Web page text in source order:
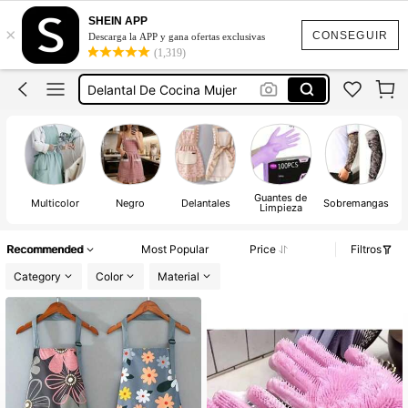
CONSEGUIR
×
SHEIN APP
Descarga la APP y gana ofertas exclusivas
(1,319)
Guantes Para Cocina
Guantes De Nitrilo
Guantes De Latex
Delantal De Cocina Mujer
Guantes Para Cocina
Guantes De Nitrilo
Multicolor Negro Delantales Guantes de
Limpieza Sobremangas
Recommended Most Popular Price
Filtros
Category
Color Material